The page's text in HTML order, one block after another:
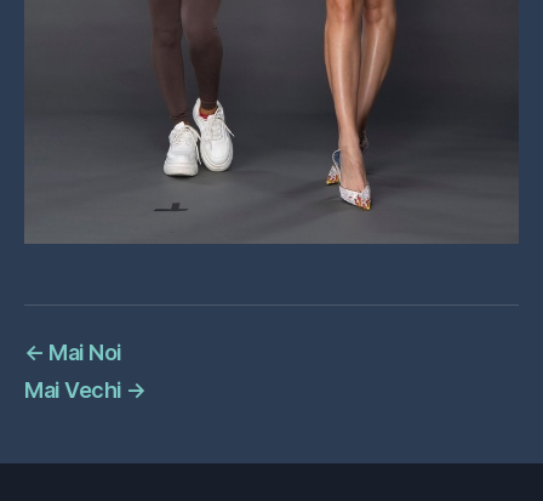
← Mai Noi
Mai Vechi →